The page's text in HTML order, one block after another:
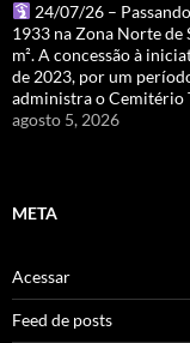
24/07/26 –
1933 na Zona Norte de
m². A concessão à
de 2023, por um
administra o Cemitério
agosto 5, 2026
META
Acessar
Feed de posts